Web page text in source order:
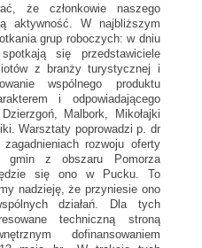
że członkowie naszego
aktywność. W najbliższym
grup roboczych: w dniu
się przedstawiciele
z branży turystycznej i
wspólnego produktu
i odpowiadającego
Malbork, Mikołajki
Warsztaty poprowadzi p. dr
rozwoju oferty
gmin z obszaru Pomorza
się ono w Pucku. To
nadzieję, że przyniesie ono
działań. Dla tych
techniczną stroną
dofinansowaniem